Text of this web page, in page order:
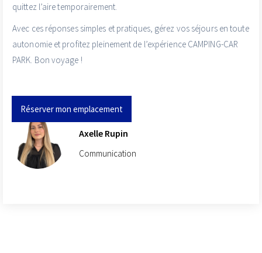
quittez l’aire temporairement.
Avec ces réponses simples et pratiques, gérez vos séjours en toute
autonomie et profitez pleinement de l’expérience CAMPING-CAR
PARK. Bon voyage !
Réserver mon emplacement
Axelle Rupin
Communication